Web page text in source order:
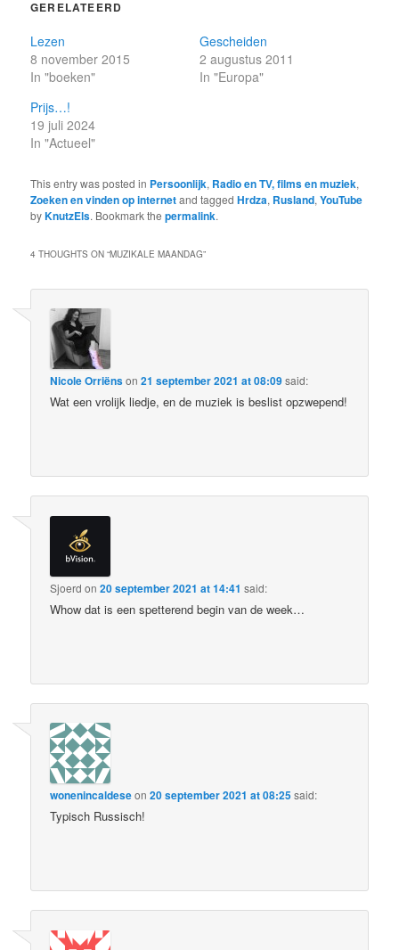
GERELATEERD
Lezen
8 november 2015
In "boeken"
Gescheiden
2 augustus 2011
In "Europa"
Prijs…!
19 juli 2024
In "Actueel"
This entry was posted in Persoonlijk, Radio en TV, films en muziek,
Zoeken en vinden op internetand taggedHrdza, Rusland,YouTube
byKnutzEls. Bookmark thepermalink.
4 THOUGHTS ON “MUZIKALE MAANDAG”
Nicole Orriënson21 september 2021 at 08:09said:
Wat een vrolijk liedje, en de muziek is beslist opzwepend!
Sjoerd on20 september 2021 at 14:41 said:
Whow dat is een spetterend begin van de week…
wonenincaldeseon20 september 2021 at 08:25said:
Typisch Russisch!